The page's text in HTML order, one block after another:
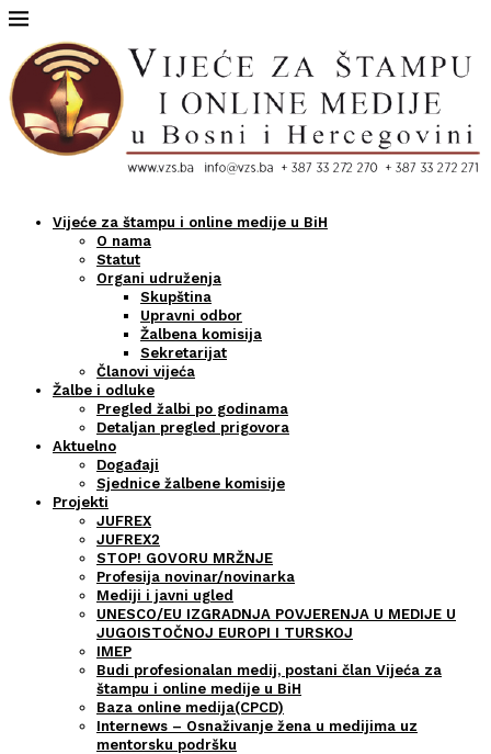
Vijeće za štampu i online medije u BiH
O nama
Statut
Organi udruženja
Skupština
Upravni odbor
Žalbena komisija
Sekretarijat
Članovi vijeća
Žalbe i odluke
Pregled žalbi po godinama
Detaljan pregled prigovora
Aktuelno
Događaji
Sjednice žalbene komisije
Projekti
JUFREX
JUFREX2
STOP! GOVORU MRŽNJE
Profesija novinar/novinarka
Mediji i javni ugled
UNESCO/EU IZGRADNJA POVJERENJA U MEDIJE U
JUGOISTOČNOJ EUROPI I TURSKOJ
IMEP
Budi profesionalan medij, postani član Vijeća za
štampu i online medije u BiH
Baza online medija(CPCD)
Internews – Osnaživanje žena u medijima uz
mentorsku podršku